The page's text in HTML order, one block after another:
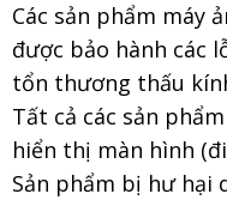
Các sản phẩm máy
được bảo hành các
tổn thương thấu
Tất cả các sản
hiển thị màn hình
Sản phẩm bị hư hại